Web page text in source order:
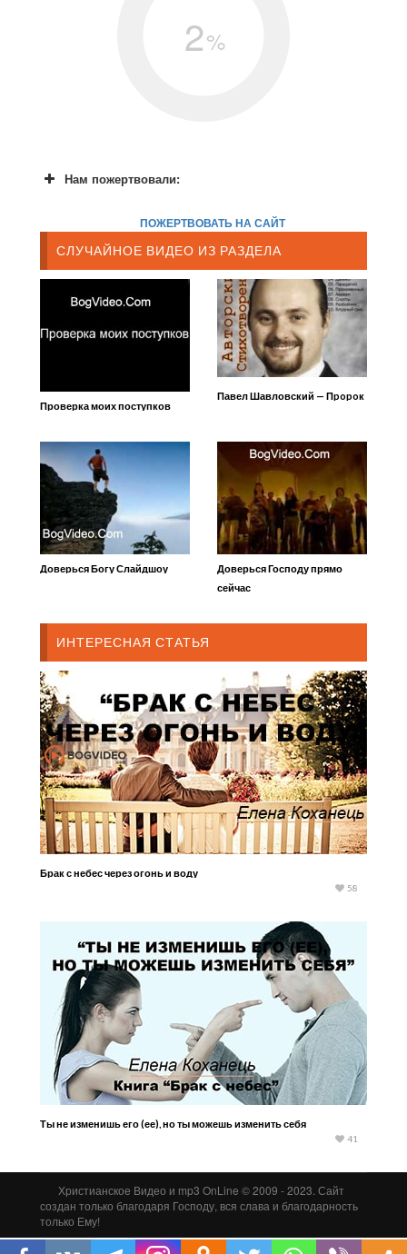
2%
Нам пожертвовали:
ПОЖЕРТВОВАТЬ НА САЙТ
СЛУЧАЙНОЕ ВИДЕО ИЗ РАЗДЕЛА
Проверка моих поступков
Павел Шавловский — Пpopoк
Доверься Богу Слайдшоу
Доверься Господу прямо
сейчас
ИНТЕРЕСНАЯ СТАТЬЯ
Брак с небес через огонь и воду
58
Ты не изменишь его (ее), но ты можешь изменить себя
41
Христианское Видео и mp3 OnLine © 2009 - 2023. Сайт
создан только благодаря Господу, вся слава и благодарность
только Ему!